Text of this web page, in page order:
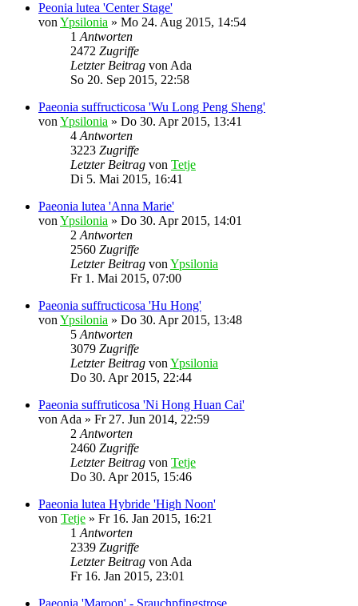
Peonia lutea 'Center Stage'
von Ypsilonia » Mo 24. Aug 2015, 14:54
1 Antworten
2472 Zugriffe
Letzter Beitrag von Ada
So 20. Sep 2015, 22:58
Paeonia suffructicosa 'Wu Long Peng Sheng'
von Ypsilonia » Do 30. Apr 2015, 13:41
4 Antworten
3223 Zugriffe
Letzter Beitrag von Tetje
Di 5. Mai 2015, 16:41
Paeonia lutea 'Anna Marie'
von Ypsilonia » Do 30. Apr 2015, 14:01
2 Antworten
2560 Zugriffe
Letzter Beitrag von Ypsilonia
Fr 1. Mai 2015, 07:00
Paeonia suffructicosa 'Hu Hong'
von Ypsilonia » Do 30. Apr 2015, 13:48
5 Antworten
3079 Zugriffe
Letzter Beitrag von Ypsilonia
Do 30. Apr 2015, 22:44
Paeonia suffruticosa 'Ni Hong Huan Cai'
von Ada » Fr 27. Jun 2014, 22:59
2 Antworten
2460 Zugriffe
Letzter Beitrag von Tetje
Do 30. Apr 2015, 15:46
Paeonia lutea Hybride 'High Noon'
von Tetje » Fr 16. Jan 2015, 16:21
1 Antworten
2339 Zugriffe
Letzter Beitrag von Ada
Fr 16. Jan 2015, 23:01
Paeonia 'Maroon' - Srauchpfingstrose